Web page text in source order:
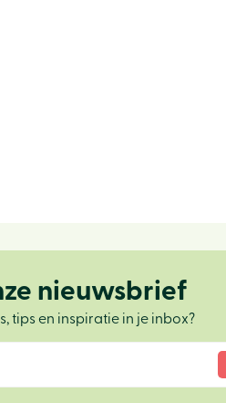
nieuwsbrief
tips en inspiratie in je inbox?